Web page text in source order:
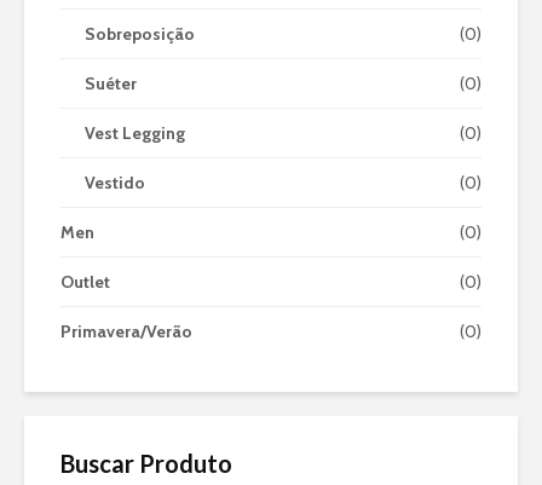
Sobreposição (0)
Suéter (0)
Vest Legging (0)
Vestido (0)
Men (0)
Outlet (0)
Primavera/Verão (0)
Buscar Produto